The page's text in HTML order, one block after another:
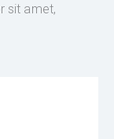
sit amet,